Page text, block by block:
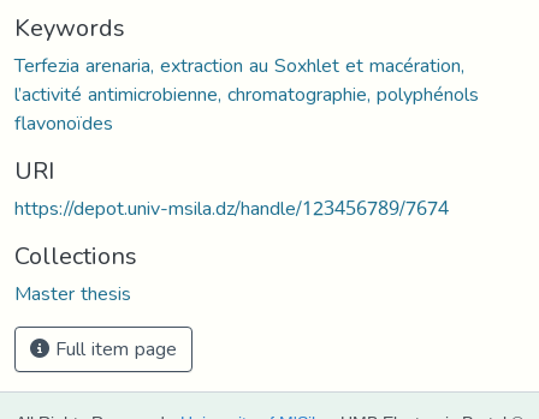
Keywords
Terfezia arenaria, extraction au Soxhlet et macération,
l’activité antimicrobienne, chromatographie, polyphénols
flavonoïdes
URI
https://depot.univ-msila.dz/handle/123456789/7674
Collections
Master thesis
Full item page